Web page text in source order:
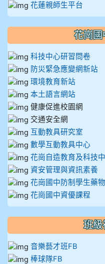
花蓮親師生平台
花崗國
科技中心研習問卷
防災緊急應變網新站
環境教育新站
本土語言網站
健康促進校園網
交通安全網
互動教具研究室
數學互動教具中心
花崗自造教育及科技
資安管理與資訊素養
花崗國中防制學生藥
花崗國中資優課程
班級
音樂藝才班FB
棒球隊FB